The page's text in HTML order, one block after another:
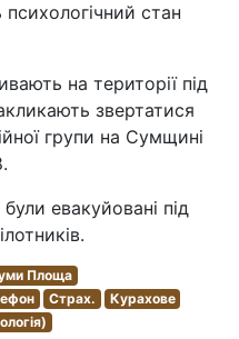
стан
на території під
звертатися
групи на Сумщині
евакуйовані під
Площа
Страх.
Курахове